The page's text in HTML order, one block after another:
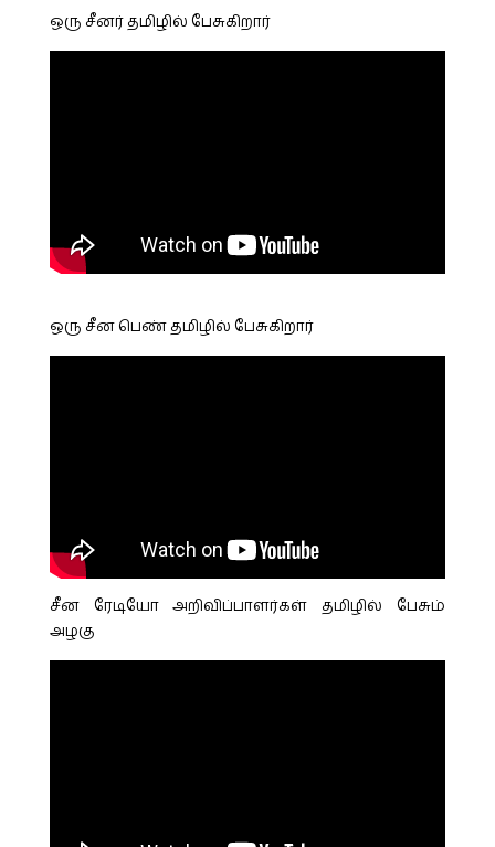
ஒரு சீனர் தமிழில் பேசுகிறார்
ஒரு சீன பெண் தமிழில் பேசுகிறார்
சீன ரேடியோ அறிவிப்பாளர்கள் தமிழில் பேசும்
அழகு